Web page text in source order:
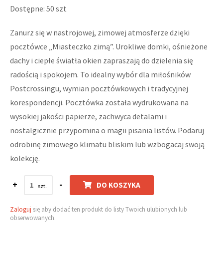
Dostępne: 50 szt
Zanurz się w nastrojowej, zimowej atmosferze dzięki
pocztówce „Miasteczko zimą”. Urokliwe domki, ośnieżone
dachy i ciepłe światła okien zapraszają do dzielenia się
radością i spokojem. To idealny wybór dla miłośników
Postcrossingu, wymian pocztówkowych i tradycyjnej
korespondencji. Pocztówka została wydrukowana na
wysokiej jakości papierze, zachwyca detalami i
nostalgicznie przypomina o magii pisania listów. Podaruj
odrobinę zimowego klimatu bliskim lub wzbogacaj swoją
kolekcję.
+ - DO KOSZYKA
Zaloguj się aby dodać ten produkt do listy Twoich ulubionych lub
obserwowanych.